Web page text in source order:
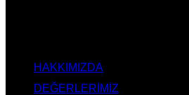
HAKKIMIZDA
DEĞERLERİMİZ